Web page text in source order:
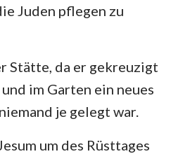
Juden pflegen zu
Stätte, da er gekreuzigt
im Garten ein neues
je gelegt war.
um des Rüsttages